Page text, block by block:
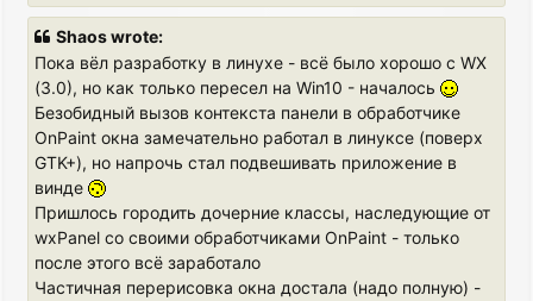
Shaos wrote:
Пока вёл разработку в линухе - всё было хорошо с WX
(3.0), но как только пересел на Win10 - началось
Безобидный вызов контекста панели в обработчике
OnPaint окна замечательно работал в линуксе (поверх
GTK+), но напрочь стал подвешивать приложение в
винде
Пришлось городить дочерние классы, наследующие от
wxPanel со своими обработчиками OnPaint - только
после этого всё заработало
Частичная перерисовка окна достала (надо полную) -